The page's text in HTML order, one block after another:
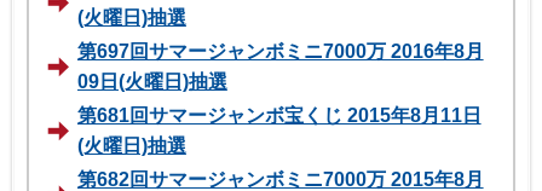
(火曜日)抽選
第697回サマージャンボミニ7000万 2016年8月
09日(火曜日)抽選
第681回サマージャンボ宝くじ 2015年8月11日
(火曜日)抽選
第682回サマージャンボミニ7000万 2015年8月